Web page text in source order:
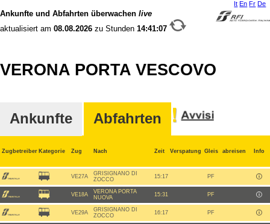
It En Fr De
Ankunfte und Abfahrten überwachen live
aktualisiert am 08.08.2026 zu Stunden 14:41:07
VERONA PORTA VESCOVO
Ankunfte Abfahrten
Zugbetreiber Kategorie Zug Nach Zeit Verspatung Gleis abreisen Info
VE27A
GRISIGNANO DI
ZOCCO
15:17 PF
VE18A
VERONA PORTA
NUOVA
15:31 PF
VE29A
GRISIGNANO DI
ZOCCO
16:17 PF